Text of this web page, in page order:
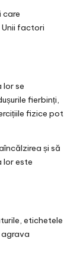
care
factori
se
fierbinți,
fizice pot
și să
lor este
etichetele